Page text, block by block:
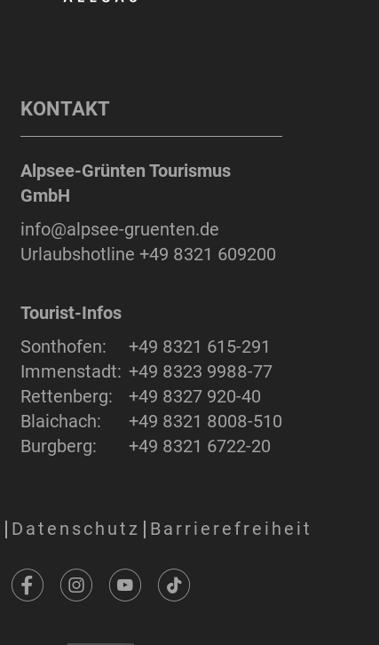
KONTAKT
Alpsee-Grünten Tourismus
GmbH
info@alpsee-gruenten.de
Urlaubshotline+49 8321 609200
Tourist-Infos
Sonthofen:
+49 8321 615-291
Immenstadt: +49 8323 9988-77
Rettenberg:
+49 8327 920-40
Blaichach:
+49 8321 8008-510
Burgberg:
+49 8321 6722-20
Datenschutz Barrierefreiheit